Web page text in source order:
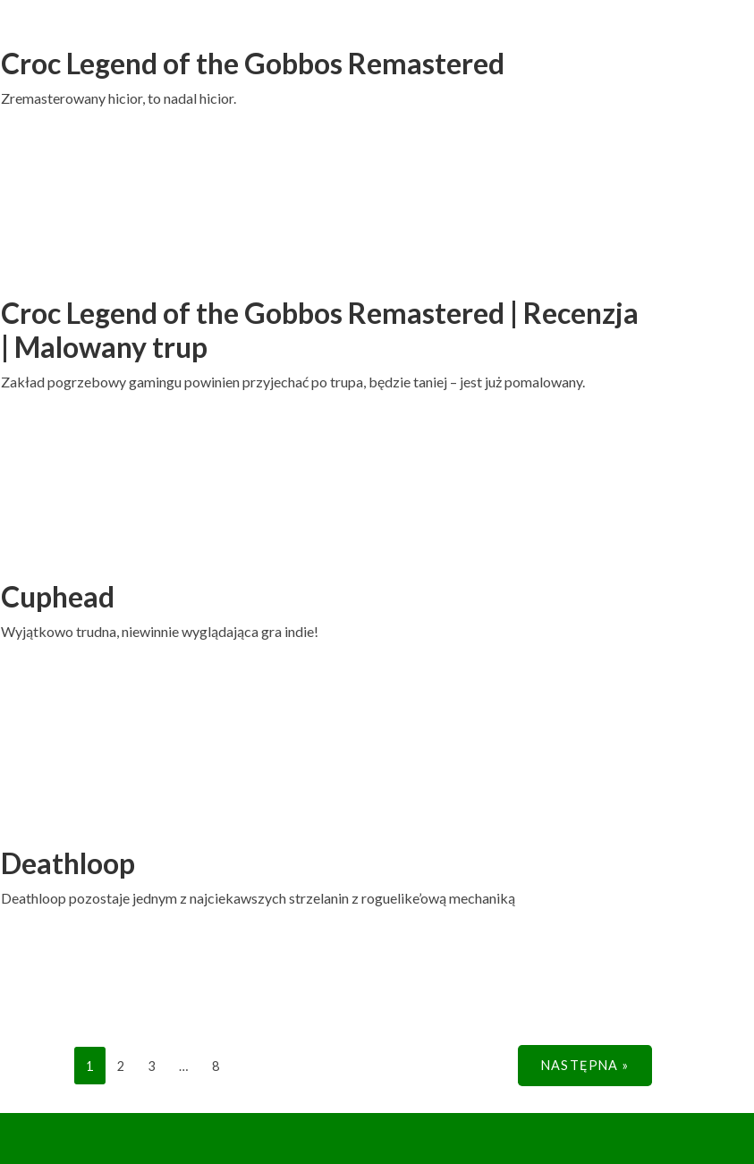
Croc Legend of the Gobbos Remastered
Zremasterowany hicior, to nadal hicior.
Croc Legend of the Gobbos Remastered | Recenzja
| Malowany trup
Zakład pogrzebowy gamingu powinien przyjechać po trupa, będzie taniej – jest już pomalowany.
Cuphead
Wyjątkowo trudna, niewinnie wyglądająca gra indie!
Deathloop
Deathloop pozostaje jednym z najciekawszych strzelanin z roguelike’ową mechaniką
1 2 3 … 8 NASTĘPNA »